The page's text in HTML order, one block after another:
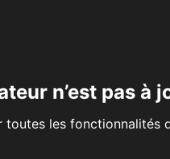
n’est pas à
les fonctionnalités